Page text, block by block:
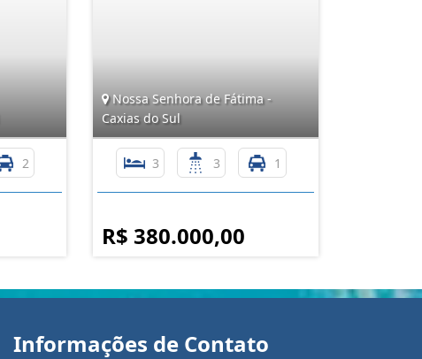
2
Nossa Senhora de Fátima -
Caxias do Sul
3 3 1
R$ 380.000,00
Informações de Contato